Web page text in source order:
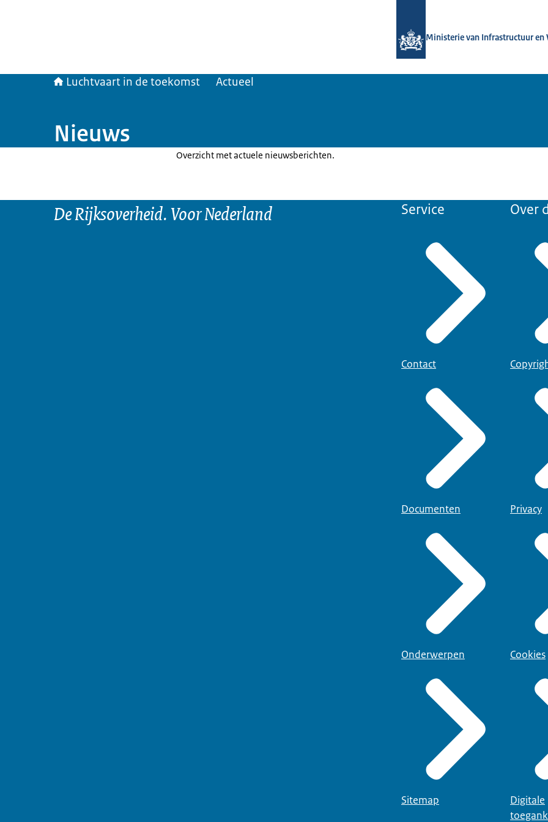
Ministerie van Infrastructuur en
Luchtvaart in de toekomst Actueel
Nieuws
Overzicht met actuele nieuwsberichten.
De Rijksoverheid. Voor Nederland Service
Contact
Documenten
Onderwerpen
Sitemap
Over
Privacy
Cookies
Digitale